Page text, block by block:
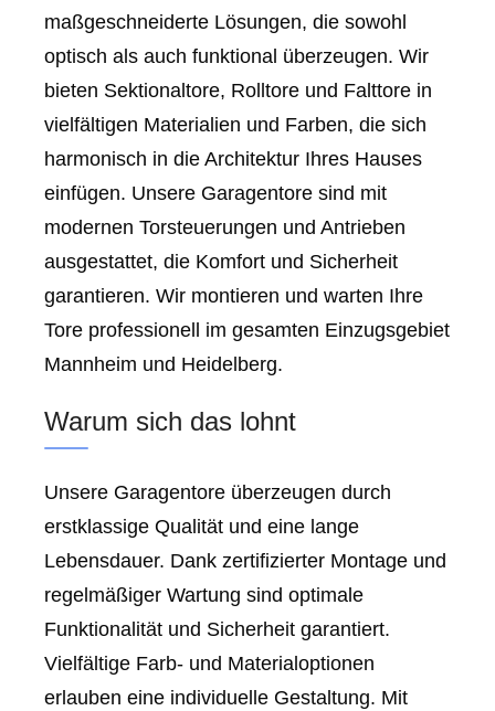
maßgeschneiderte Lösungen, die sowohl
optisch als auch funktional überzeugen. Wir
bieten Sektionaltore, Rolltore und Falttore in
vielfältigen Materialien und Farben, die sich
harmonisch in die Architektur Ihres Hauses
einfügen. Unsere Garagentore sind mit
modernen Torsteuerungen und Antrieben
ausgestattet, die Komfort und Sicherheit
garantieren. Wir montieren und warten Ihre
Tore professionell im gesamten Einzugsgebiet
Mannheim und Heidelberg.
Warum sich das lohnt
Unsere Garagentore überzeugen durch
erstklassige Qualität und eine lange
Lebensdauer. Dank zertifizierter Montage und
regelmäßiger Wartung sind optimale
Funktionalität und Sicherheit garantiert.
Vielfältige Farb- und Materialoptionen
erlauben eine individuelle Gestaltung. Mit